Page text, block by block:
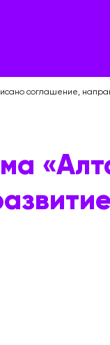
соглашение,